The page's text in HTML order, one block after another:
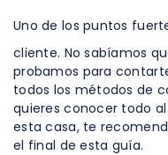
Uno de los puntos
cliente. No sabíamos
probamos para
todos los métodos de
quieres conocer todo
esta casa, te
el final de esta guía.